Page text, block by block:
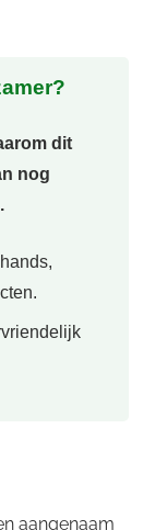
dit
nog
aangenaam